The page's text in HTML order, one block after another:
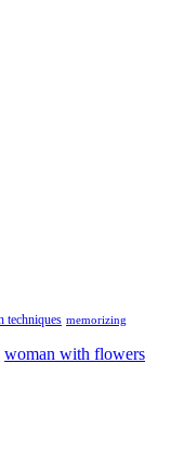
techniques memorizing
woman with flowers